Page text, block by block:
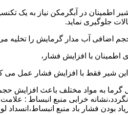
اطمینان در آبگرمکن نیاز به یک
جلوگیری نماید.
شیر فقط با افزایش فشار عمل می
گرما به مواد مختلف باعث
خرابی منبع انبساط :
بودن فشار باد منبع